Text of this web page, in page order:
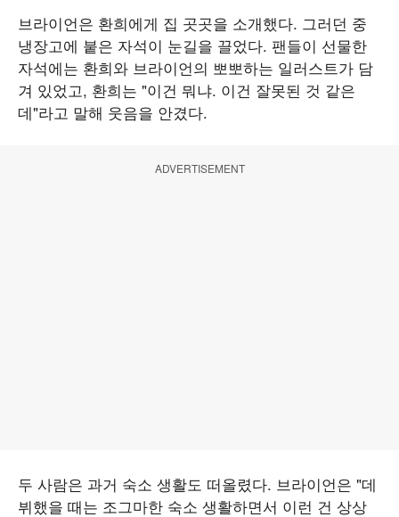
브라이언은 환희에게 집 곳곳을 소개했다. 그러던 중
냉장고에 붙은 자석이 눈길을 끌었다. 팬들이 선물한
자석에는 환희와 브라이언의 뽀뽀하는 일러스트가 담
겨 있었고, 환희는 "이건 뭐냐. 이건 잘못된 것 같은
데"라고 말해 웃음을 안겼다.
ADVERTISEMENT
두 사람은 과거 숙소 생활도 떠올렸다. 브라이언은 "데
뷔했을 때는 조그마한 숙소 생활하면서 이런 건 상상